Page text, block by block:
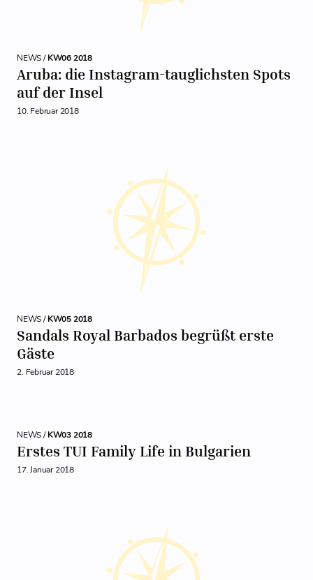
NEWS /KW06 2018
Aruba: die Instagram-tauglichsten Spots
auf der Insel
10. Februar 2018
NEWS /KW05 2018
Sandals Royal Barbados begrüßt erste
Gäste
2. Februar 2018
NEWS /KW03 2018
Erstes TUI Family Life in Bulgarien
17. Januar 2018